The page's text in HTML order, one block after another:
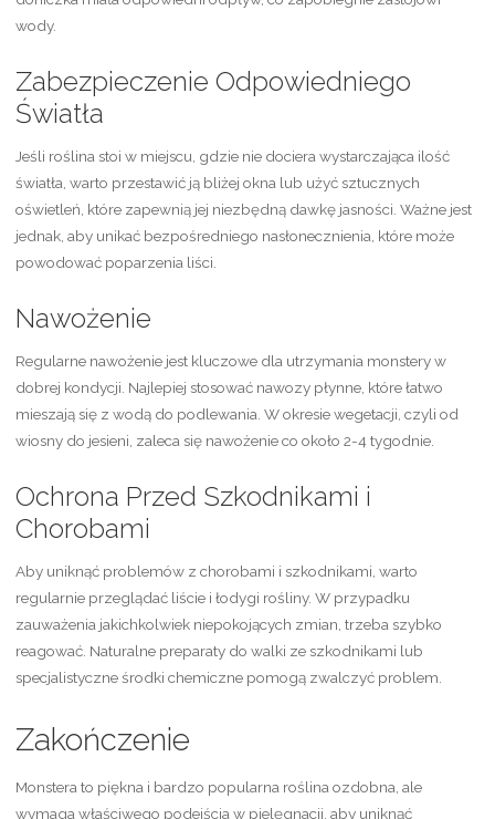
wody.
Zabezpieczenie Odpowiedniego
Światła
Jeśli roślina stoi w miejscu, gdzie nie dociera wystarczająca ilość
światła, warto przestawić ją bliżej okna lub użyć sztucznych
oświetleń, które zapewnią jej niezbędną dawkę jasności. Ważne jest
jednak, aby unikać bezpośredniego nasłonecznienia, które może
powodować poparzenia liści.
Nawożenie
Regularne nawożenie jest kluczowe dla utrzymania monstery w
dobrej kondycji. Najlepiej stosować nawozy płynne, które łatwo
mieszają się z wodą do podlewania. W okresie wegetacji, czyli od
wiosny do jesieni, zaleca się nawożenie co około 2-4 tygodnie.
Ochrona Przed Szkodnikami i
Chorobami
Aby uniknąć problemów z chorobami i szkodnikami, warto
regularnie przeglądać liście i łodygi rośliny. W przypadku
zauważenia jakichkolwiek niepokojących zmian, trzeba szybko
reagować. Naturalne preparaty do walki ze szkodnikami lub
specjalistyczne środki chemiczne pomogą zwalczyć problem.
Zakończenie
Monstera to piękna i bardzo popularna roślina ozdobna, ale
wymaga właściwego podejścia w pielęgnacji, aby uniknąć